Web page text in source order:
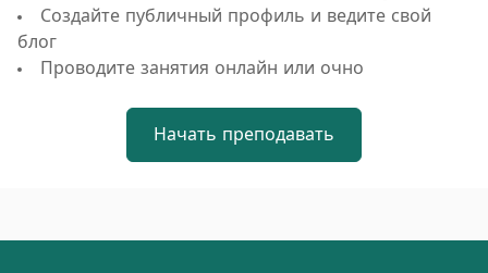
Создайте публичный профиль и ведите свой
блог
Проводите занятия онлайн или очно
Начать преподавать